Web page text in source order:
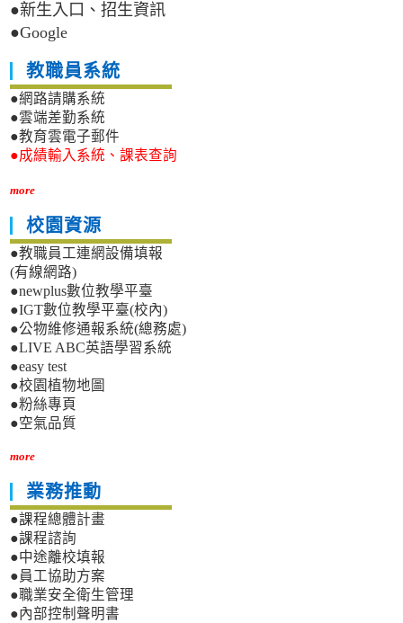
●新生入口、招生資訊
●Google
教職員系統
●網路請購系統
●雲端差勤系統
●教育雲電子郵件
●成績輸入系統、課表查詢
more
校園資源
●教職員工連網設備填報
(有線網路)
●newplus數位教學平臺
●IGT數位教學平臺(校內)
●公物維修通報系統(總務處)
●LIVE ABC英語學習系統
●easy test
●校園植物地圖
●粉絲專頁
●空氣品質
more
業務推動
●課程總體計畫
●課程諮詢
●中途離校填報
●員工協助方案
●職業安全衛生管理
●內部控制聲明書